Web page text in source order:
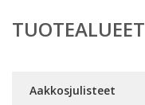
TUOTEALUEET
Aakkosjulisteet